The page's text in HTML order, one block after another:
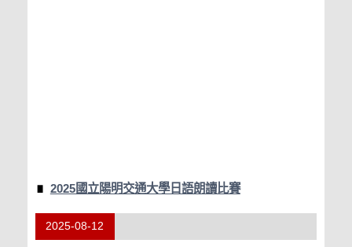
2025國立陽明交通大學日語朗讀比賽
2025-08-12